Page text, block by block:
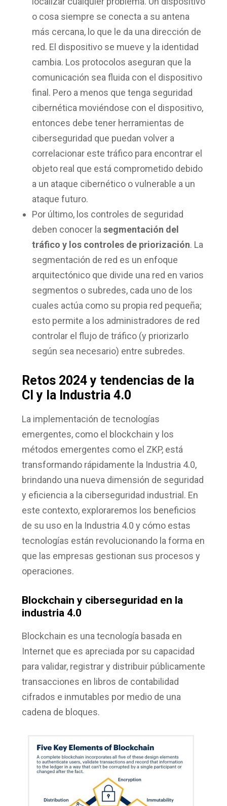
o cosa siempre se conecta a su antena
más cercana, lo que le da una dirección de
red. El dispositivo se mueve y la identidad
cambia. Los protocolos aseguran que la
comunicación sea fluida con el dispositivo
final. Pero a menos que tenga seguridad
cibernética moviéndose con el dispositivo,
entonces debe tener herramientas de
ciberseguridad que puedan volver a
correlacionar este tráfico para encontrar el
objeto real que está comprometido debido
a un ataque cibernético o vulnerable a un
ataque futuro.
Por último, los controles de seguridad
deben conocer la segmentación del
tráfico y los controles de priorización. La
segmentación de red es un enfoque
arquitectónico que divide una red en varios
segmentos o subredes, cada uno de los
cuales actúa como su propia red pequeña;
esto permite a los administradores de red
controlar el flujo de tráfico (y priorizarlo
según sea necesario) entre subredes.
Retos 2024 y tendencias de la
CI y la Industria 4.0
La implementación de tecnologías
emergentes, como el blockchain y los
métodos emergentes como el ZKP, está
transformando rápidamente la Industria 4.0,
brindando una nueva dimensión de seguridad
y eficiencia a la ciberseguridad industrial. En
este contexto, exploraremos los beneficios
de su uso en la Industria 4.0 y cómo estas
tecnologías están revolucionando la forma en
que las empresas gestionan sus procesos y
operaciones.
Blockchain y ciberseguridad en la
industria 4.0
Blockchain es una tecnología basada en
Internet que es apreciada por su capacidad
para validar, registrar y distribuir públicamente
transacciones en libros de contabilidad
cifrados e inmutables por medio de una
cadena de bloques.